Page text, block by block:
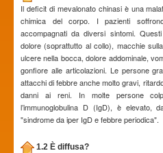
Il deficit di mevalonato chinasi è una
chimica del corpo. I pazienti
accompagnati da diversi sintomi.
dolore (soprattutto al collo), macchie
ulcere nella bocca, dolore addominale,
gonfiore alle articolazioni. Le persone
attacchi di febbre anche molto gravi,
danni ai reni. In molte persone
l’immunoglobulina D (IgD), è elevato,
"sindrome da iper IgD e febbre periodica".
1.2 È diffusa?